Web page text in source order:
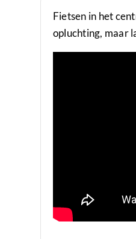
Fietsen in het
opluchting, maar